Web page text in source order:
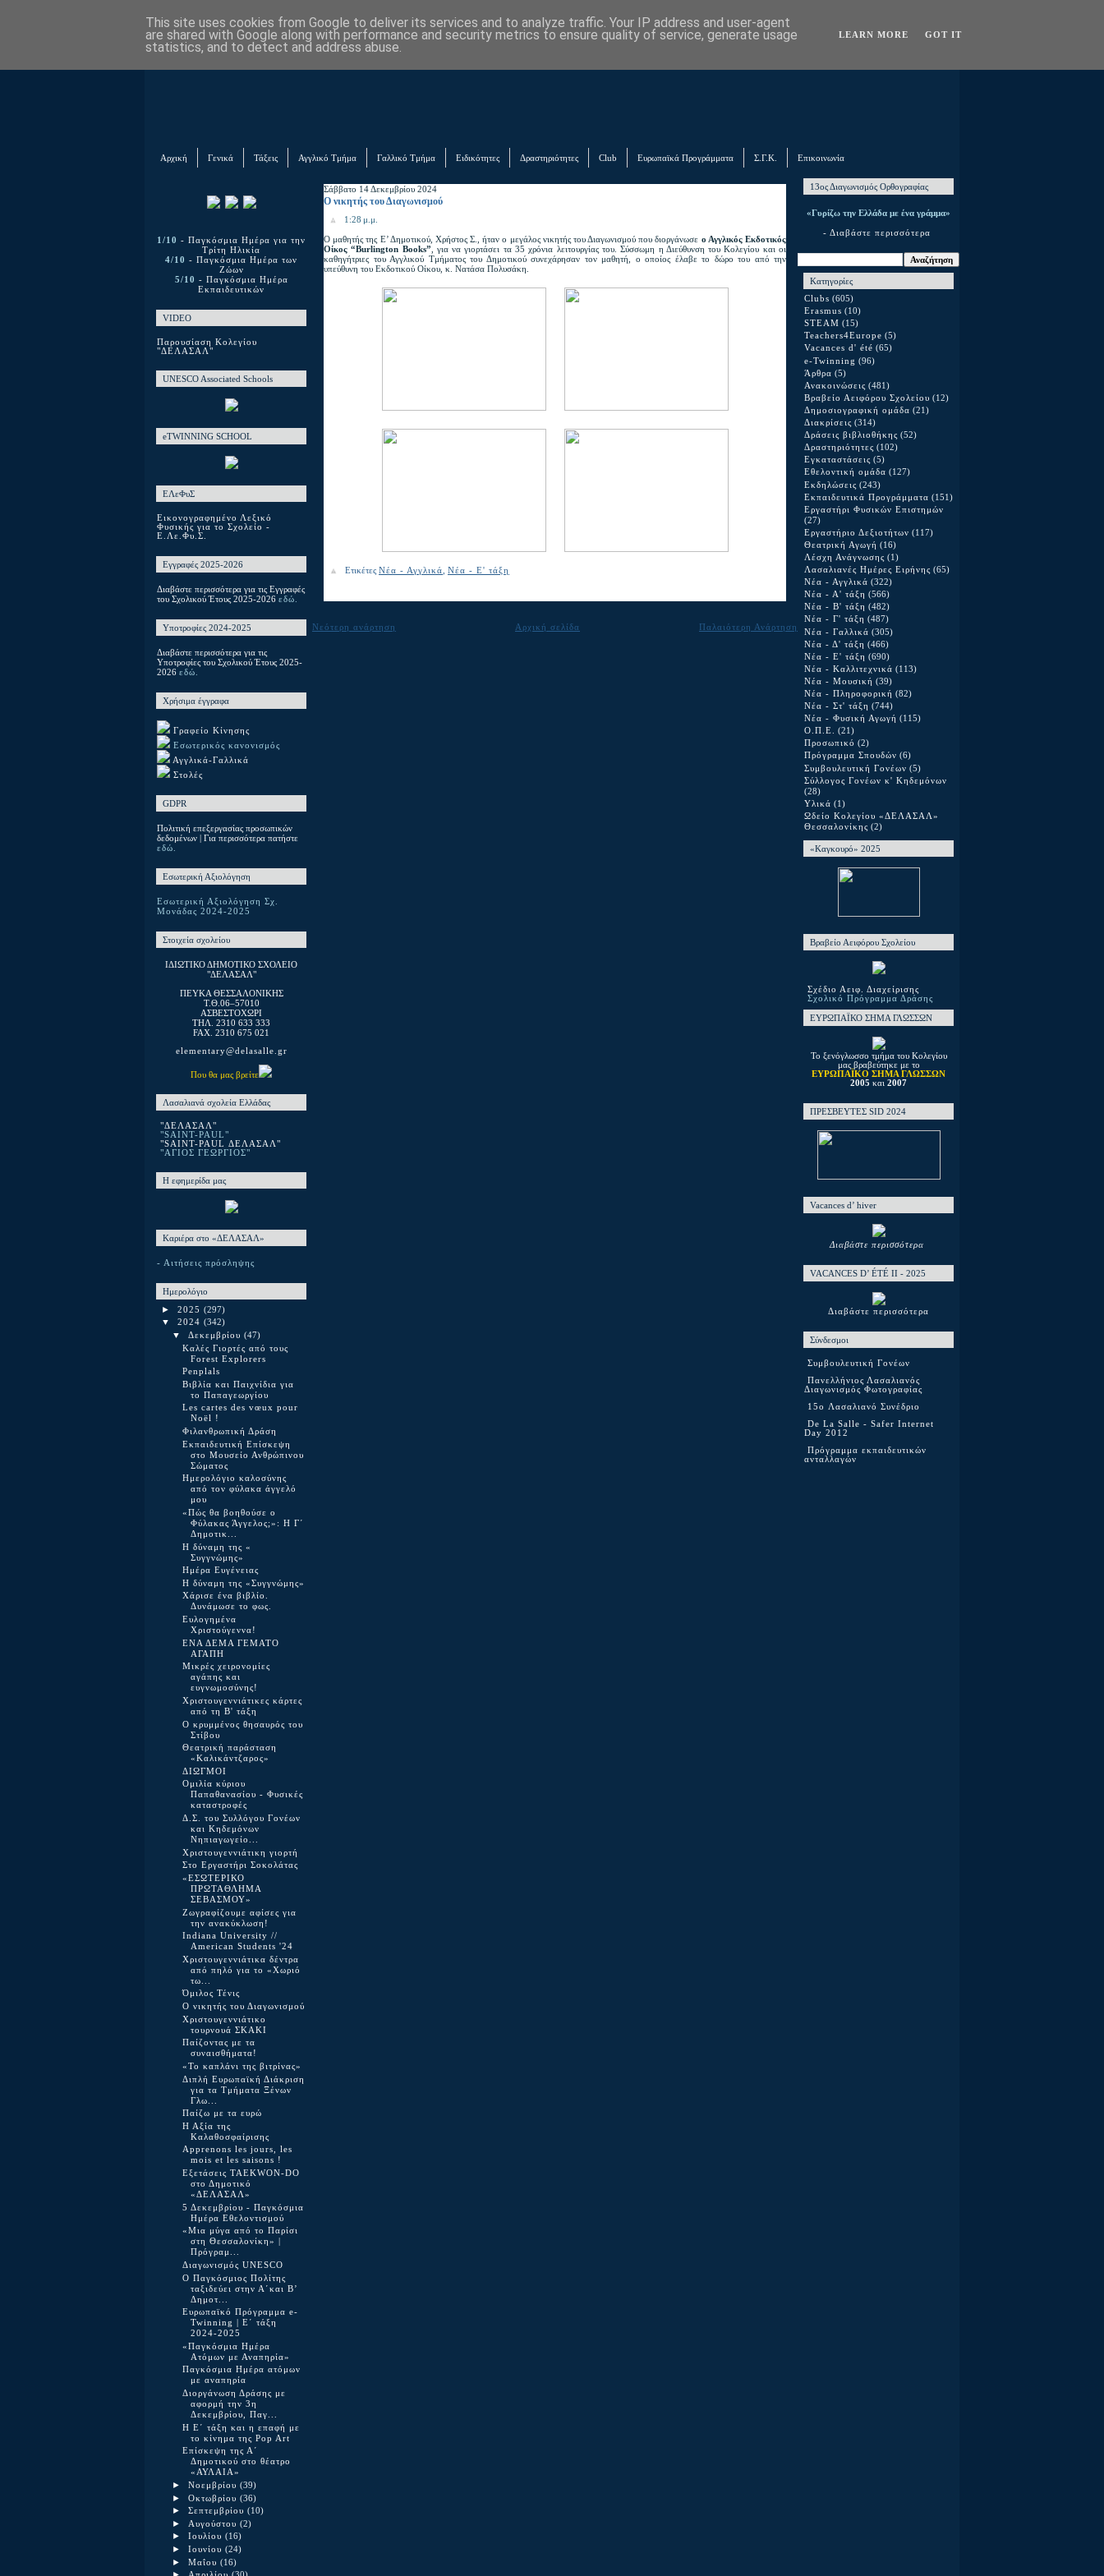
Αρχική Γενικά Τάξεις Αγγλικό Τμήμα Γαλλικό Τμήμα Ειδικότητες Δραστηριότητες Club Ευρωπαϊκά Προγράμματα Σ.Γ.Κ. Επικοινωνία
1/10 - Παγκόσμια Ημέρα για την
Τρίτη Ηλικία
4/10 - Παγκόσμια Ημέρα των
Ζώων
5/10 - Παγκόσμια Ημέρα
Εκπαιδευτικών
VIDEO
Παρουσίαση Κολεγίου
"ΔΕΛΑΣΑΛ"
UNESCO Associated Schools
eTWINNING SCHOOL
ΕΛεΦυΣ
Εικονογραφημένο Λεξικό
Φυσικής για το Σχολείο -
Ε.Λε.Φυ.Σ.
Εγγραφές 2025-2026
Διαβάστε περισσότερα για τις Εγγραφές
του Σχολικού Έτους 2025-2026 εδώ.
Υποτροφίες 2024-2025
Διαβάστε περισσότερα για τις
Υποτροφίες του Σχολικού Έτους 2025-
2026 εδώ.
Χρήσιμα έγγραφα
Γραφείο Κίνησης
Εσωτερικός κανονισμός
Αγγλικά-Γαλλικά
Στολές
GDPR
Πολιτική επεξεργασίας προσωπικών
δεδομένων | Για περισσότερα πατήστε
εδώ.
Εσωτερική Αξιολόγηση
Εσωτερική Αξιολόγηση Σχ.
Μονάδας 2024-2025
Στοιχεία σχολείου
ΙΔΙΩΤΙΚΟ ΔΗΜΟΤΙΚΟ ΣΧΟΛΕΙΟ
"ΔΕΛΑΣΑΛ"
ΠΕΥΚΑ ΘΕΣΣΑΛΟΝΙΚΗΣ
T.Θ.06–57010
ΑΣΒΕΣΤΟΧΩΡΙ
ΤΗΛ. 2310 633 333
FAX. 2310 675 021
elementary@delasalle.gr
Που θα μας βρείτε
Λασαλιανά σχολεία Ελλάδας
"ΔΕΛΑΣΑΛ"
"SAINT-PAUL"
"SAINT-PAUL ΔΕΛΑΣΑΛ"
"ΑΓΙΟΣ ΓΕΩΡΓΙΟΣ"
Η εφημερίδα μας
Καριέρα στο «ΔΕΛΑΣΑΛ»
- Αιτήσεις πρόσληψης
Ημερολόγιο
► 2025 (297)
▼ 2024 (342)
▼ Δεκεμβρίου (47)
Καλές Γιορτές από τους
Forest Explorers
Penplals
Βιβλία και Παιχνίδια για
το Παπαγεωργίου
Les cartes des vœux pour
Noël !
Φιλανθρωπική Δράση
Εκπαιδευτική Επίσκεψη
στο Μουσείο Ανθρώπινου
Σώματος
Ημερολόγιο καλοσύνης
από τον φύλακα άγγελό
μου
«Πώς θα βοηθούσε ο
Φύλακας Άγγελος;»: Η Γ΄
Δημοτικ...
Η δύναμη της «
Συγγνώμης»
Ημέρα Ευγένειας
Η δύναμη της «Συγγνώμης»
Χάρισε ένα βιβλίο.
Δυνάμωσε το φως.
Ευλογημένα
Χριστούγεννα!
ΕΝΑ ΔΕΜΑ ΓΕΜΑΤΟ
ΑΓΑΠΗ
Μικρές χειρονομίες
αγάπης και
ευγνωμοσύνης!
Χριστουγεννιάτικες κάρτες
από τη Β' τάξη
Ο κρυμμένος θησαυρός του
Στίβου
Θεατρική παράσταση
«Καλικάντζαρος»
ΔΙΩΓΜΟΙ
Ομιλία κύριου
Παπαθανασίου - Φυσικές
καταστροφές
Δ.Σ. του Συλλόγου Γονέων
και Κηδεμόνων
Νηπιαγωγείο...
Χριστουγεννιάτικη γιορτή
Στο Εργαστήρι Σοκολάτας
«ΕΣΩΤΕΡΙΚΟ
ΠΡΩΤΑΘΛΗΜΑ
ΣΕΒΑΣΜΟΥ»
Ζωγραφίζουμε αφίσες για
την ανακύκλωση!
Indiana University //
American Students '24
Χριστουγεννιάτικα δέντρα
από πηλό για το «Χωριό
τω...
Όμιλος Τένις
O νικητής του Διαγωνισμού
Χριστουγεννιάτικο
τουρνουά ΣΚΑΚΙ
Παίζοντας με τα
συναισθήματα!
«Το καπλάνι της βιτρίνας»
Διπλή Ευρωπαϊκή Διάκριση
για τα Τμήματα Ξένων
Γλω...
Παίζω με τα ευρώ
Η Αξία της
Καλαθοσφαίρισης
Apprenons les jours, les
mois et les saisons !
Εξετάσεις TAEKWON-DO
στο Δημοτικό
«ΔΕΛΑΣΑΛ»
5 Δεκεμβρίου - Παγκόσμια
Ημέρα Εθελοντισμού
«Μια μύγα από το Παρίσι
στη Θεσσαλονίκη» |
Πρόγραμ...
Διαγωνισμός UNESCO
Ο Παγκόσμιος Πολίτης
ταξιδεύει στην Α΄και Β’
Δημοτ...
Ευρωπαϊκό Πρόγραμμα e-
Twinning | Ε΄ τάξη
2024-2025
«Παγκόσμια Ημέρα
Ατόμων με Αναπηρία»
Παγκόσμια Ημέρα ατόμων
με αναπηρία
Διοργάνωση Δράσης με
αφορμή την 3η
Δεκεμβρίου, Παγ...
Η Ε΄ τάξη και η επαφή με
το κίνημα της Pop Art
Επίσκεψη της Α΄
Δημοτικού στο θέατρο
«ΑΥΛΑΙΑ»
► Νοεμβρίου (39)
► Οκτωβρίου (36)
► Σεπτεμβρίου (10)
► Αυγούστου (2)
► Ιουλίου (16)
► Ιουνίου (24)
► Μαΐου (16)
Σάββατο 14 Δεκεμβρίου 2024
O νικητής του Διαγωνισμού
1:28 μ.μ.
Ο μαθητής της Ε’ Δημοτικού, Χρήστος Σ., ήταν ο μεγάλος νικητής του Διαγωνισμού που διοργάνωσε ο Αγγλικός Εκδοτικός
Οίκος “Burlington Books” , για να γιορτάσει τα 35 χρόνια λειτουργίας του. Σύσσωμη η Διεύθυνση του Κολεγίου και οι
καθηγήτριες του Αγγλικού Τμήματος του Δημοτικού συνεχάρησαν τον μαθητή, ο οποίος έλαβε το δώρο του από την
υπεύθυνη του Εκδοτικού Οίκου, κ. Νατάσα Πολυσάκη.
Ετικέτες Νέα - Αγγλικά Νέα - Ε' τάξη
Νεότερη ανάρτηση Παλαιότερη Ανάρτηση
Αρχική σελίδα
13ος Διαγωνισμός Ορθογραφίας
«Γυρίζω την Ελλάδα με ένα γράμμα»
- Διαβάστε περισσότερα
Κατηγορίες
Clubs (605)
Erasmus (10)
STEAM (15)
Teachers4Europe (5)
Vacances d' été (65)
e-Twinning (96)
Άρθρα (5)
Ανακοινώσεις (481)
Βραβείο Αειφόρου Σχολείου (12)
Δημοσιογραφική ομάδα (21)
Διακρίσεις (314)
Δράσεις βιβλιοθήκης (52)
Δραστηριότητες (102)
Εγκαταστάσεις (5)
Εθελοντική ομάδα (127)
Εκδηλώσεις (243)
Εκπαιδευτικά Προγράμματα (151)
Εργαστήρι Φυσικών Επιστημών
(27)
Εργαστήριο Δεξιοτήτων (117)
Θεατρική Αγωγή (16)
Λέσχη Ανάγνωσης (1)
Λασαλιανές Ημέρες Ειρήνης (65)
Νέα - Αγγλικά (322)
Νέα - Α' τάξη (566)
Νέα - Β' τάξη (482)
Νέα - Γ' τάξη (487)
Νέα - Γαλλικά (305)
Νέα - Δ' τάξη (466)
Νέα - Ε' τάξη (690)
Νέα - Καλλιτεχνικά (113)
Νέα - Μουσική (39)
Νέα - Πληροφορική (82)
Νέα - Στ' τάξη (744)
Νέα - Φυσική Αγωγή (115)
Ο.Π.Ε. (21)
Προσωπικό (2)
Πρόγραμμα Σπουδών (6)
Συμβουλευτική Γονέων (5)
Σύλλογος Γονέων κ' Κηδεμόνων
(28)
Υλικά (1)
Ωδείο Κολεγίου «ΔΕΛΑΣΑΛ»
Θεσσαλονίκης (2)
«Καγκουρό» 2025
Βραβείο Αειφόρου Σχολείου
Σχέδιο Αειφ. Διαχείρισης
Σχολικό Πρόγραμμα Δράσης
ΕΥΡΩΠΑΪΚΟ ΣΗΜΑ ΓΛΩΣΣΩΝ
Το ξενόγλωσσο τμήμα του Κολεγίου
μας βραβεύτηκε με το
ΕΥΡΩΠΑΪΚΟ ΣΗΜΑ ΓΛΩΣΣΩΝ
2005 και 2007
ΠΡΕΣΒΕΥΤΕΣ SID 2024
Vacances d’ hiver
Διαβάστε περισσότερα
VACANCES D’ ÉTÉ ΙΙ - 2025
Διαβάστε περισσότερα
Σύνδεσμοι
Συμβουλευτική Γονέων
Πανελλήνιος Λασαλιανός
Διαγωνισμός Φωτογραφίας
15o Λασαλιανό Συνέδριο
De La Salle - Safer Internet
Day 2012
Πρόγραμμα εκπαιδευτικών
ανταλλαγών
This site uses cookies from Google to deliver its services and to analyze traffic. Your IP address and user-agent
are shared with Google along with performance and security metrics to ensure quality of service, generate usage
statistics, and to detect and address abuse.
LEARN MORE GOT IT